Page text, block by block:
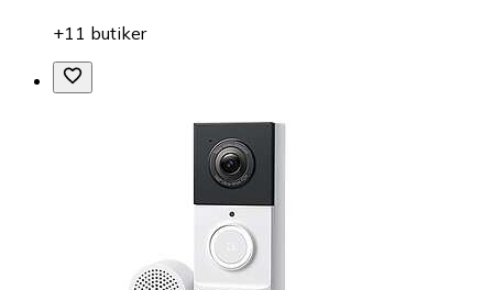
+11 butiker